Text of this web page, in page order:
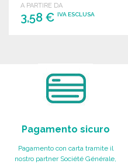
A PARTIRE DA
3,58 € IVA ESCLUSA
Pagamento sicuro
Pagamento con carta tramite il
nostro partner Société Générale,